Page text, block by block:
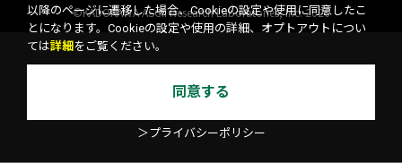
©KADOKAWA ASCII Research Laboratories, Inc. 2026
以降のページに遷移した場合、Cookieの設定や使用に同意したこ
とになります。Cookieの設定や使用の詳細、オプトアウトについ
ては詳細 をご覧ください。
同意する
＞プライバシーポリシー